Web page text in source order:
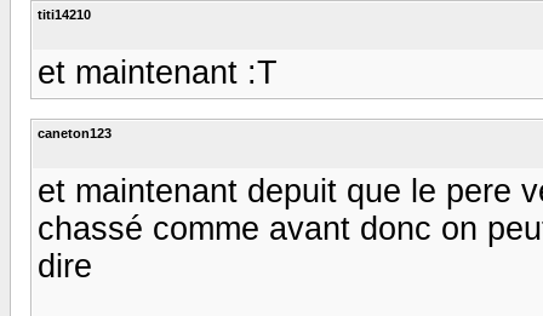
titi14210
et maintenant :T
caneton123
et maintenant depuit que le pere
chassé comme avant donc on
dire